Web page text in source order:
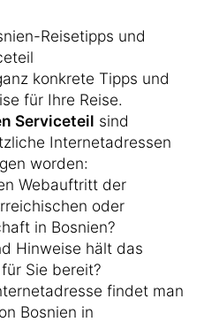
Reisetipps und
konkrete Tipps und
für Ihre Reise.
Serviceteil sind
Internetadressen
worden:
Webauftritt der
oder
in Bosnien?
Hinweise hält das
Sie bereit?
findet man
Bosnien in